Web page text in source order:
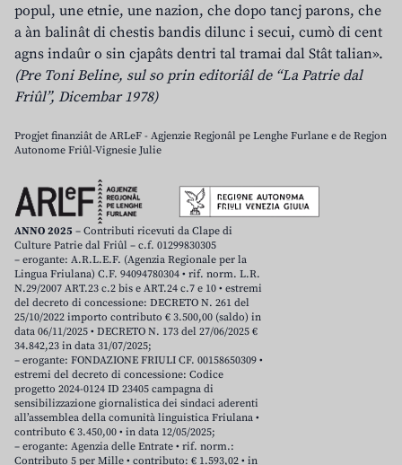
popul, une etnie, une nazion, che dopo tancj parons, che
a àn balinât di chestis bandis dilunc i secui, cumò di cent
agns indaûr o sin cjapâts dentri tal tramai dal Stât talian».
(Pre Toni Beline, sul so prin editoriâl de “La Patrie dal
Friûl”, Dicembar 1978)
Progjet finanziât de ARLeF - Agjenzie Regjonâl pe Lenghe Furlane e de Regjon
Autonome Friûl-Vignesie Julie
ANNO 2025 – Contributi ricevuti da Clape di
Culture Patrie dal Friûl – c.f. 01299830305
– erogante: A.R.L.E.F. (Agenzia Regionale per la
Lingua Friulana) C.F. 94094780304 • rif. norm. L.R.
N.29/2007 ART.23 c.2 bis e ART.24 c.7 e 10 • estremi
del decreto di concessione: DECRETO N. 261 del
25/10/2022 importo contributo € 3.500,00 (saldo) in
data 06/11/2025 • DECRETO N. 173 del 27/06/2025 €
34.842,23 in data 31/07/2025;
– erogante: FONDAZIONE FRIULI CF. 00158650309 •
estremi del decreto di concessione: Codice
progetto 2024-0124 ID 23405 campagna di
sensibilizzazione giornalistica dei sindaci aderenti
all’assemblea della comunità linguistica Friulana •
contributo € 3.450,00 • in data 12/05/2025;
– erogante: Agenzia delle Entrate • rif. norm.:
Contributo 5 per Mille • contributo: € 1.593,02 • in